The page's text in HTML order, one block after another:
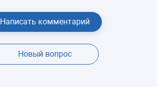
Написать комментарий
Новый вопрос